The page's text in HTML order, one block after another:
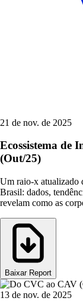
21 de nov. de 2025
Ecossistema de
(Out/25)
Um raio-x atualizado
Brasil: dados,
revelam como as
Baixar Report
13 de nov. de 2025